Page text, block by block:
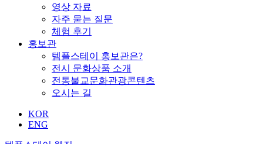
영상 자료
자주 묻는 질문
체험 후기
홍보관
템플스테이 홍보관은?
전시 문화상품 소개
전통불교문화관광콘텐츠
오시는 길
KOR
ENG